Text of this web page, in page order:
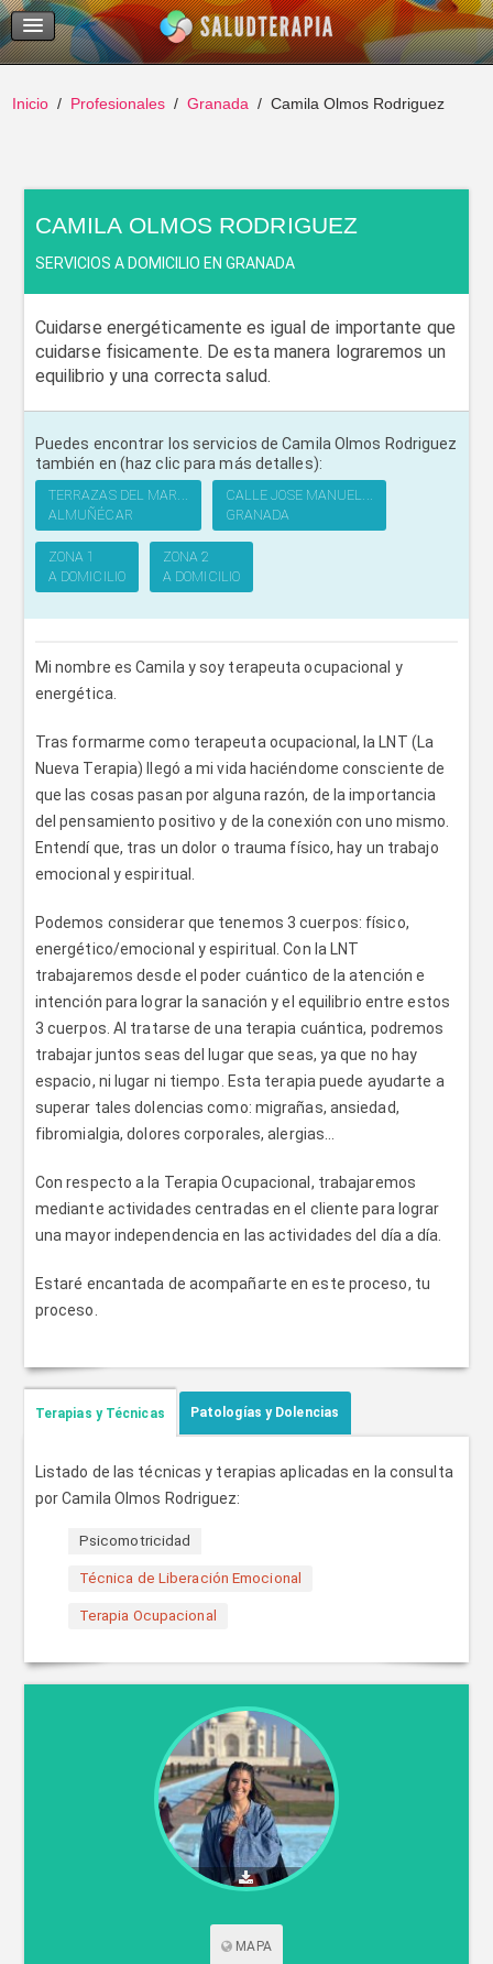
Temas Recientes
Buscar
Inicio Profesionales Granada Camila Olmos Rodriguez
CAMILA OLMOS RODRIGUEZ
SERVICIOS A DOMICILIO EN GRANADA
Cuidarse energéticamente es igual de importante que
cuidarse fisicamente. De esta manera lograremos un
equilibrio y una correcta salud.
Puedes encontrar los servicios de Camila Olmos Rodriguez
también en (haz clic para más detalles):
TERRAZAS DEL MAR...
ALMUÑÉCAR
CALLE JOSE MANUEL...
GRANADA
ZONA 1
A DOMICILIO
ZONA 2
A DOMICILIO
Mi nombre es Camila y soy terapeuta ocupacional y
energética.
Tras formarme como terapeuta ocupacional, la LNT (La
Nueva Terapia) llegó a mi vida haciéndome consciente de
que las cosas pasan por alguna razón, de la importancia
del pensamiento positivo y de la conexión con uno mismo.
Entendí que, tras un dolor o trauma físico, hay un trabajo
emocional y espiritual.
Podemos considerar que tenemos 3 cuerpos: físico,
energético/emocional y espiritual. Con la LNT
trabajaremos desde el poder cuántico de la atención e
intención para lograr la sanación y el equilibrio entre estos
3 cuerpos. Al tratarse de una terapia cuántica, podremos
trabajar juntos seas del lugar que seas, ya que no hay
espacio, ni lugar ni tiempo. Esta terapia puede ayudarte a
superar tales dolencias como: migrañas, ansiedad,
fibromialgia, dolores corporales, alergias...
Con respecto a la Terapia Ocupacional, trabajaremos
mediante actividades centradas en el cliente para lograr
una mayor independencia en las actividades del día a día.
Estaré encantada de acompañarte en este proceso, tu
proceso.
Terapias y Técnicas Patologías y Dolencias
Listado de las técnicas y terapias aplicadas en la consulta
por Camila Olmos Rodriguez:
Psicomotricidad
Técnica de Liberación Emocional
Terapia Ocupacional
MAPA